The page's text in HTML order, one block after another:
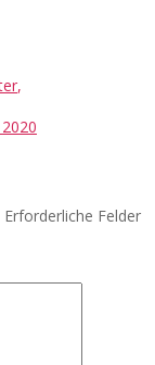
,
Erforderliche Felder